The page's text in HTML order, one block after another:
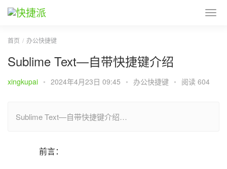
首页 办公快捷键
Sublime Text—自带快捷键介绍
xingkupai • 2024年4月23日 09:45 • 办公快捷键 • 阅读 604
Sublime Text—自带快捷键介绍…
前言：